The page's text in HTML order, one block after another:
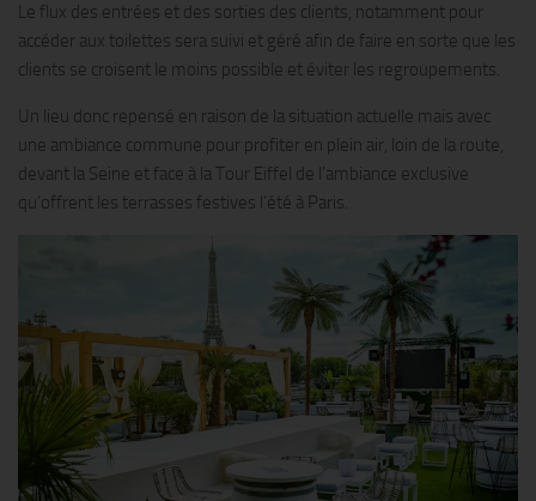
Le flux des entrées et des sorties des clients, notamment pour
accéder aux toilettes sera suivi et géré afin de faire en sorte que les
clients se croisent le moins possible et éviter les regroupements.
Un lieu donc repensé en raison de la situation actuelle mais avec
une ambiance commune pour profiter en plein air, loin de la route,
devant la Seine et face à la Tour Eiffel de l’ambiance exclusive
qu’offrent les terrasses festives l’été à Paris.